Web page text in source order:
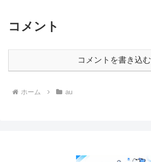
コメント
コメントを書き込む
ホーム au